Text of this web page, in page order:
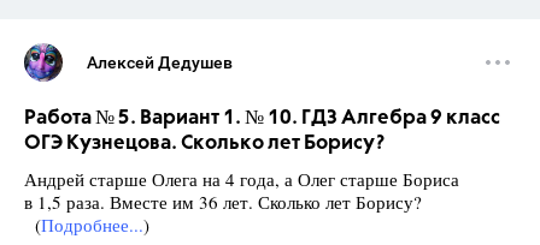
Алексей Дедушев
Работа № 5. Вариант 1. № 10. ГДЗ Алгебра 9 класс
ОГЭ Кузнецова. Сколько лет Борису?
Андрей старше Олега на 4 года, а Олег старше Бориса
в 1,5 раза. Вместе им 36 лет. Сколько лет Борису?
(Подробнее...)